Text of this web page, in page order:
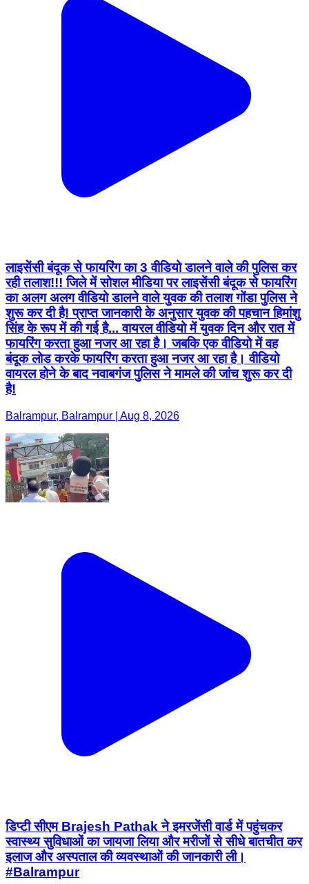
लाइसेंसी बंदूक से फायरिंग का 3 वीडियो डालने वाले की पुलिस कर
रही तलाश!!! जिले में सोशल मीडिया पर लाइसेंसी बंदूक से फायरिंग
का अलग अलग वीडियो डालने वाले युवक की तलाश गोंडा पुलिस ने
शुरू कर दी है! प्राप्त जानकारी के अनुसार युवक की पहचान हिमांशु
सिंह के रूप में की गई है... वायरल वीडियो में युवक दिन और रात में
फायरिंग करता हुआ नजर आ रहा है। जबकि एक वीडियो में वह
बंदूक लोड करके फायरिंग करता हुआ नजर आ रहा है। वीडियो
वायरल होने के बाद नवाबगंज पुलिस ने मामले की जांच शुरू कर दी
है!
Balrampur, Balrampur | Aug 8, 2026
डिप्टी सीएम Brajesh Pathak ने इमरजेंसी वार्ड में पहुंचकर
स्वास्थ्य सुविधाओं का जायजा लिया और मरीजों से सीधे बातचीत कर
इलाज और अस्पताल की व्यवस्थाओं की जानकारी ली।
#Balrampur